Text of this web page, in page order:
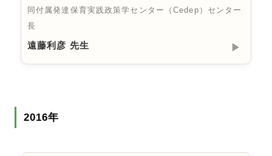
同付属発達保育実践政策学センター（Cedep）センター
長
遠藤利彦 先生 ▶︎
2016年